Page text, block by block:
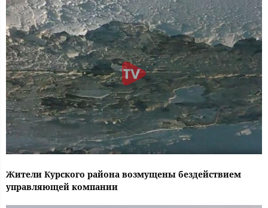
Жители Курского района возмущены бездействием
управляющей компании